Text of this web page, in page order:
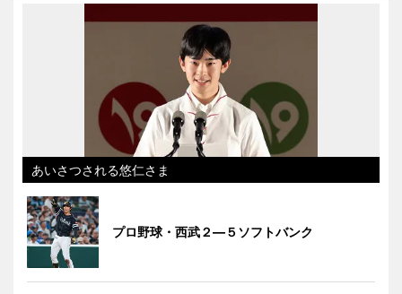
あいさつされる悠仁さま
プロ野球・西武２―５ソフトバンク